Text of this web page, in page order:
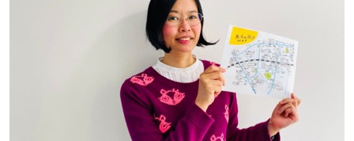
Menu
nobukonoguchi
2021年1月4日
広報・PR 石井貴美子